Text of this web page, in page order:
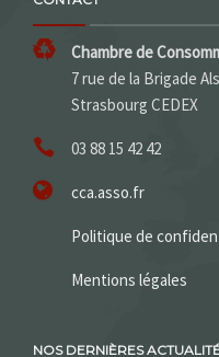
Chambre de
7 rue de la Brigade
Strasbourg CEDEX
03 88 15 42 42
cca.asso.fr
Politique de
Mentions légales
NOS DERNIÈRES